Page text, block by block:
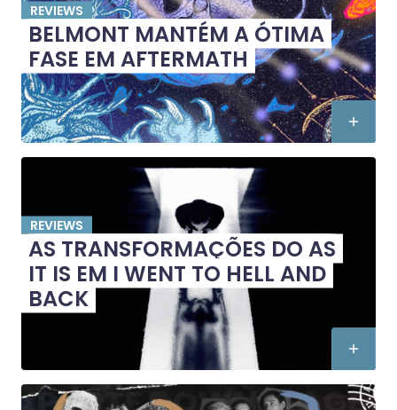
REVIEWS
BELMONT MANTÉM A ÓTIMA
FASE EM AFTERMATH
REVIEWS
AS TRANSFORMAÇÕES DO AS
IT IS EM I WENT TO HELL AND
BACK